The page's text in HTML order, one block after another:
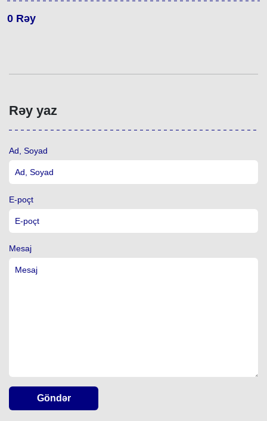
0 Rəy
Rəy yaz
Ad, Soyad
E-poçt
Mesaj
Göndər